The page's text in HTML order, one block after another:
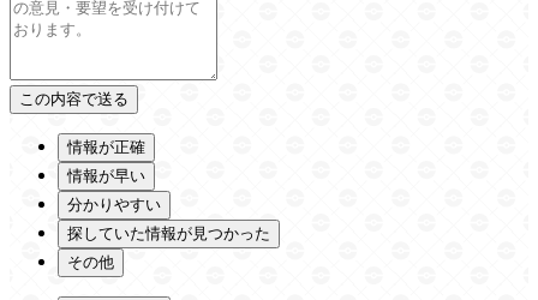
情報が正確
情報が早い
分かりやすい
探していた情報が見つかった
その他